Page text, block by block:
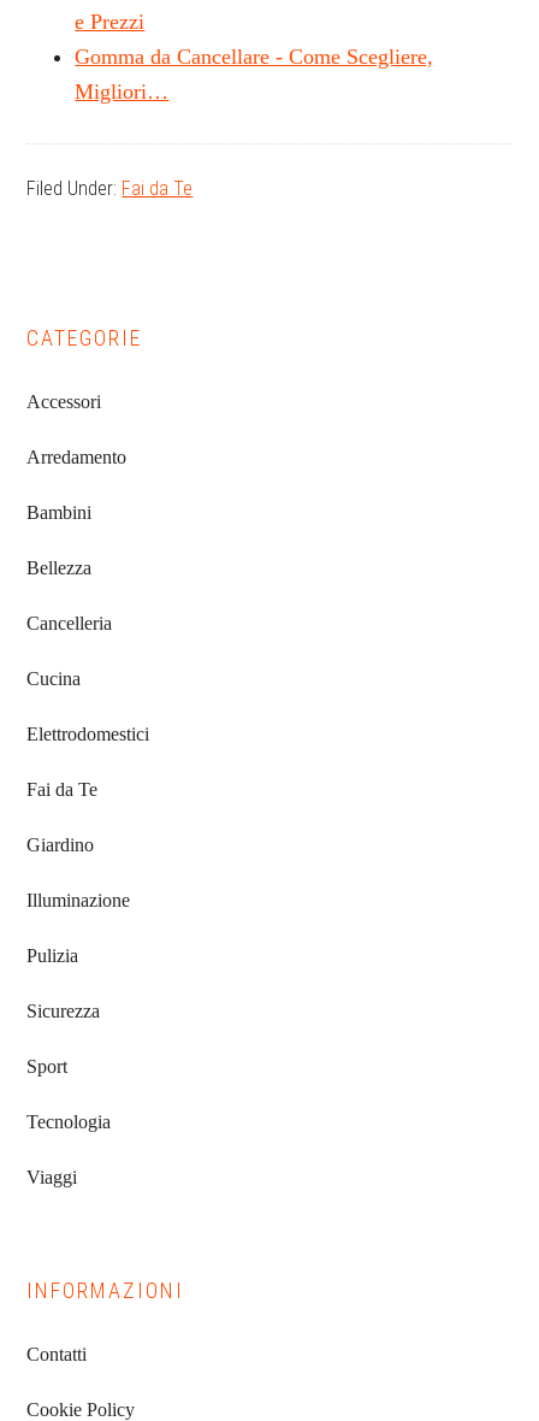
e Prezzi
Gomma da Cancellare - Come Scegliere,
Migliori…
Filed Under: Fai da Te
Primary
Sidebar
CATEGORIE
Accessori
Arredamento
Bambini
Bellezza
Cancelleria
Cucina
Elettrodomestici
Fai da Te
Giardino
Illuminazione
Pulizia
Sicurezza
Sport
Tecnologia
Viaggi
INFORMAZIONI
Contatti
Cookie Policy